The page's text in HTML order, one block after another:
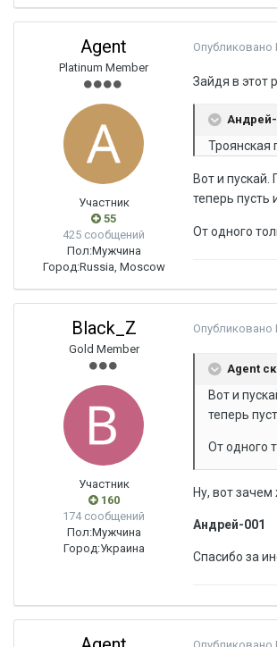
Agent
Platinum Member
Участник
55
425 сообщений
Пол:Мужчина
Город:Russia, Moscow
Опубликовано
Зайдя в этот
Андрей-
Троянская
Вот и
теперь пусть
От одного
Black_Z
Gold Member
Участник
160
174 сообщений
Пол:Мужчина
Город:Украина
Опубликовано
Agent
Вот и
теперь
От одного
Ну, вот
Андрей-001
Спасибо за